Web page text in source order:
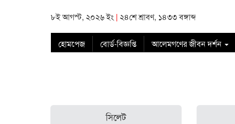
৮ই আগস্ট, ২০২৬ ইং | ২৪শে শ্রাবণ, ১৪৩৩ বঙ্গাব্দ
হোমপেজ বোর্ড-বিজ্ঞপ্তি আলেমগণের জীবন দর্শন
সিলেট